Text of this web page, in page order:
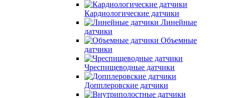
Кардиологические датчики
Линейные
датчики
Объемные
датчики
Чреспищеводные датчики
Допплеровские датчики